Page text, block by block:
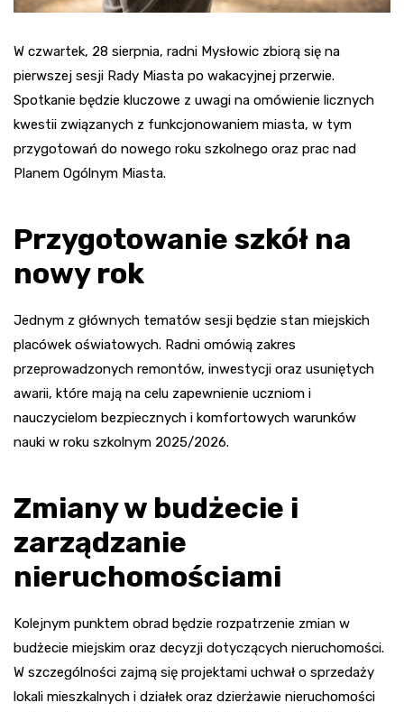
W czwartek, 28 sierpnia, radni Mysłowic zbiorą się na
pierwszej sesji Rady Miasta po wakacyjnej przerwie.
Spotkanie będzie kluczowe z uwagi na omówienie licznych
kwestii związanych z funkcjonowaniem miasta, w tym
przygotowań do nowego roku szkolnego oraz prac nad
Planem Ogólnym Miasta.
Przygotowanie szkół na
nowy rok
Jednym z głównych tematów sesji będzie stan miejskich
placówek oświatowych. Radni omówią zakres
przeprowadzonych remontów, inwestycji oraz usuniętych
awarii, które mają na celu zapewnienie uczniom i
nauczycielom bezpiecznych i komfortowych warunków
nauki w roku szkolnym 2025/2026.
Zmiany w budżecie i
zarządzanie
nieruchomościami
Kolejnym punktem obrad będzie rozpatrzenie zmian w
budżecie miejskim oraz decyzji dotyczących nieruchomości.
W szczególności zajmą się projektami uchwał o sprzedaży
lokali mieszkalnych i działek oraz dzierżawie nieruchomości